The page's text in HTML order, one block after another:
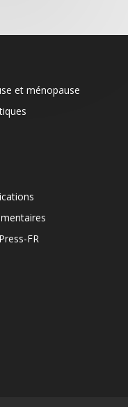
et ménopause
FR